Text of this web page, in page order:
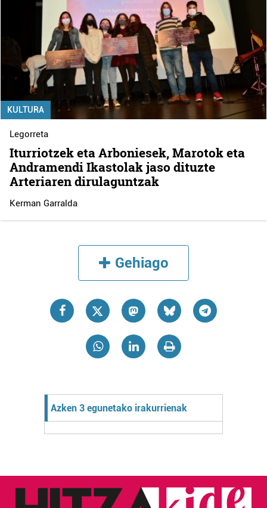
KULTURA
Legorreta
Iturriotzek eta Arboniesek, Marotok eta
Andramendi Ikastolak jaso dituzte
Arteriaren dirulaguntzak
Kerman Garralda
Gehiago
Azken 3 egunetako irakurrienak